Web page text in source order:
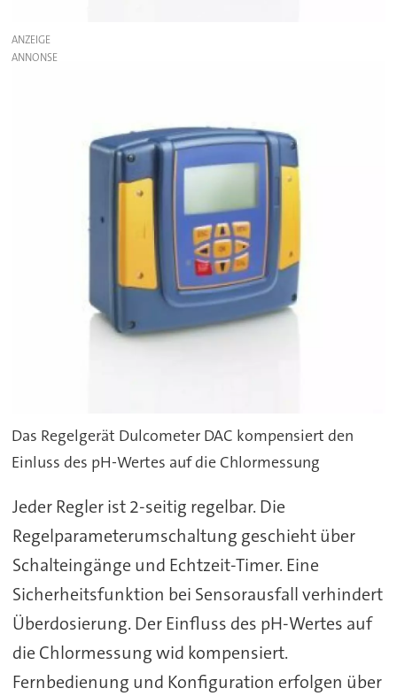
ANZEIGE
Das Regelgerät Dulcometer DAC kompensiert den
Einluss des pH-Wertes auf die Chlormessung
Jeder Regler ist 2-seitig regelbar. Die
Regelparameterumschaltung geschieht über
Schalteingänge und Echtzeit-Timer. Eine
Sicherheitsfunktion bei Sensorausfall verhindert
Überdosierung. Der Einfluss des pH-Wertes auf
die Chlormessung wid kompensiert.
Fernbedienung und Konfiguration erfolgen über